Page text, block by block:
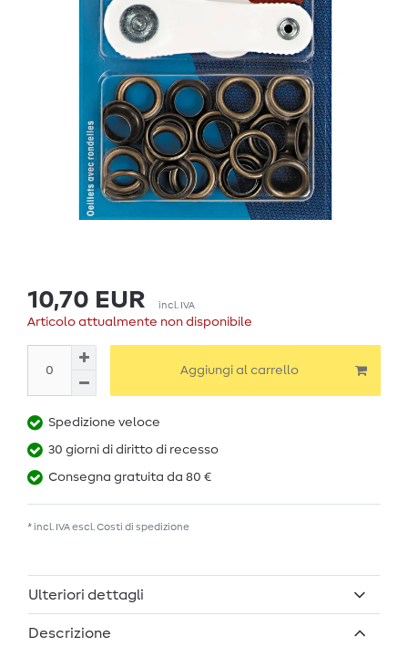
10,70 EUR incl. IVA
Articolo attualmente non disponibile
Aggiungi al carrello
Spedizione veloce
30 giorni di diritto di recesso
Consegna gratuita da 80 €
* incl. IVA escl.Costi di spedizione
Ulteriori dettagli
Descrizione